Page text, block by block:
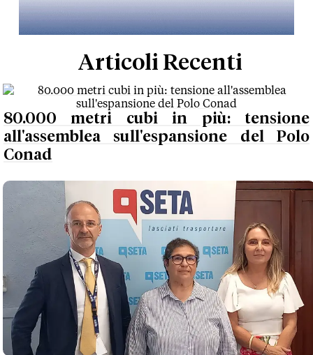
Articoli Recenti
80.000 metri cubi in più: tensione
all'assemblea sull'espansione del Polo
Conad